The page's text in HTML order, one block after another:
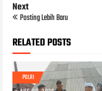
Next
Posting Lebih Baru
RELATED POSTS
POLRI